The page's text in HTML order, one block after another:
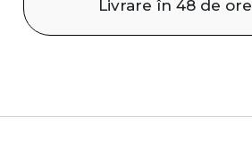
Livrare în 48 de ore